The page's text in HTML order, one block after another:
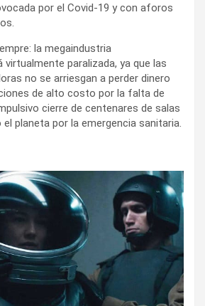
por el Covid-19 y con aforos
la megaindustria
paralizada, ya que las
no se arriesgan a perder dinero
de alto costo por la falta de
cierre de centenares de salas
planeta por la emergencia sanitaria.